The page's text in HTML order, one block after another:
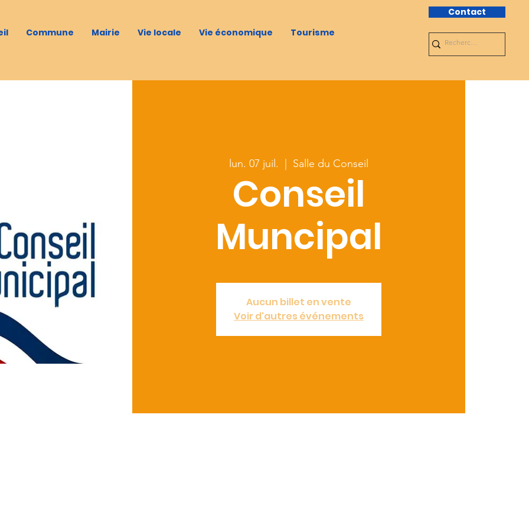
Commune Mairie Vie locale Vie économique Tourisme
Contact
lun. 07 juil. Salle du Conseil
Conseil
Muncipal
Aucun billet en vente
Voir d'autres événements